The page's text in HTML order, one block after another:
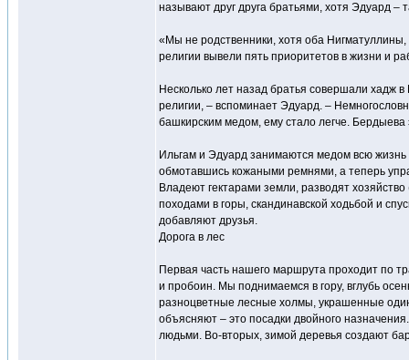
называют друг друга братьями, хотя Эдуард –
«Мы не родственники, хотя оба
религии вывели пять приоритетов в жизни и
Несколько лет назад братья совершали хадж
религии, – вспоминает Эдуард. –
башкирским медом, ему стало легче.
Ильгам и Эдуард занимаются медом всю
обмотавшись кожаными ремнями, а теперь
Владеют гектарами земли, разводят
походами в горы, скандинавской ходьбой и
добавляют друзья.
Дорога в лес
Первая часть нашего маршрута проходит по
и пробоин. Мы поднимаемся в гору, вглубь
разноцветные лесные холмы, украшенные
объясняют – это посадки двойного
людьми. Во-вторых, зимой деревья создают